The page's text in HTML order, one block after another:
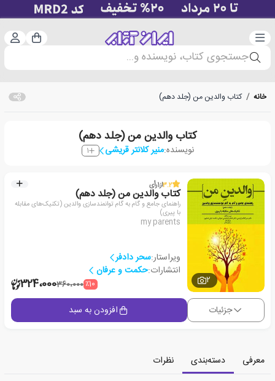
دسته‌بندی سبد
جستجوی کتاب، نویسنده و...
خانه / کتاب والدین من (جلد دهم)
کتاب والدین من (جلد دهم)
نویسنده:منیر کلانتر قریشی 1
2
3.2از1رأی
کتاب والدین من (جلد دهم)
راهنمای جامع و گام به گام توانمندسازی والدین (تکنیک‌های مقابله
با پیری)
my parents
ویراستار:سحر دادفر
انتشارات:حکمت و عرفان
٪10360،000324،000
جزئیات افزودن به سبد
معرفی دسته‌بندی
نظرات